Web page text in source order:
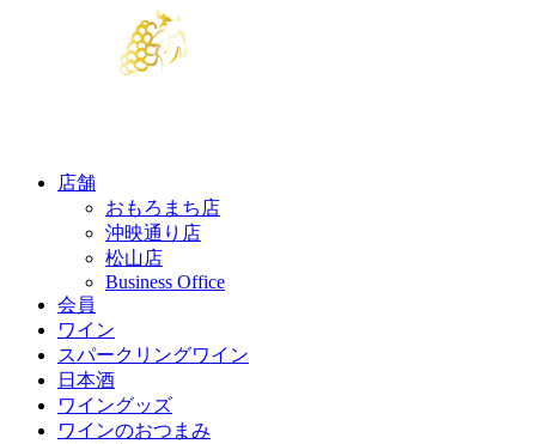
店舗
おもろまち店
沖映通り店
松山店
Business Office
会員
ワイン
スパークリングワイン
日本酒
ワイングッズ
ワインのおつまみ